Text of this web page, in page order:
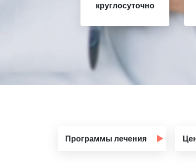
круглосуточно
Программы лечения